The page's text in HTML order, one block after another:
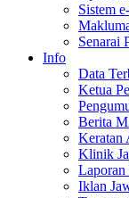
Sistem
Senarai
Info
Data
Ketua
Berita
Keratan
Klinik
Iklan